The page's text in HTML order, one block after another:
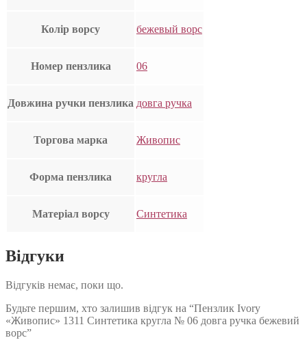
Колір ворсу бежевый ворс
Номер пензлика 06
Довжина ручки пензлика довга ручка
Торгова марка Живопис
Форма пензлика кругла
Матеріал ворсу Синтетика
Відгуки
Відгуків немає, поки що.
Будьте першим, хто залишив відгук на “Пензлик Ivory
«Живопис» 1311 Синтетика кругла № 06 довга ручка бежевий
ворс”